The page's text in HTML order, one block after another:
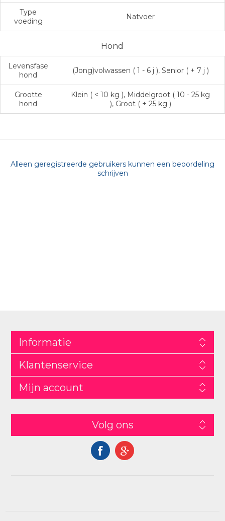
Type
voeding
Natvoer
Hond
Levensfase
hond
(Jong)volwassen ( 1 - 6 j ), Senior ( + 7 j )
Grootte
hond
Klein ( < 10 kg ), Middelgroot ( 10 - 25 kg
), Groot ( + 25 kg )
Alleen geregistreerde gebruikers kunnen een beoordeling
schrijven
Informatie
Klantenservice
Mijn account
Volg ons